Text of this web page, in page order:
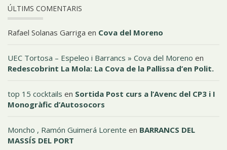
ÚLTIMS COMENTARIS
Rafael Solanas Garriga en Cova del Moreno
UEC Tortosa – Espeleo i Barrancs » Cova del Moreno en
Redescobrint La Mola: La Cova de la Pallissa d’en Polit.
top 15 cocktails en Sortida Post curs a l’Avenc del CP3 i I
Monogràfic d’Autosocors
Moncho , Ramón Guimerá Lorente en BARRANCS DEL
MASSÍS DEL PORT